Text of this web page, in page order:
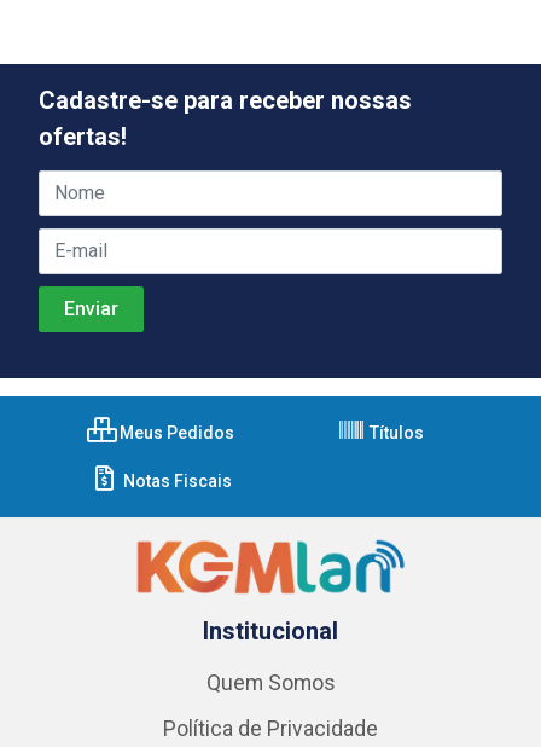
Cadastre-se para receber nossas
ofertas!
Meus Pedidos Títulos
Notas Fiscais
Institucional
Quem Somos
Política de Privacidade